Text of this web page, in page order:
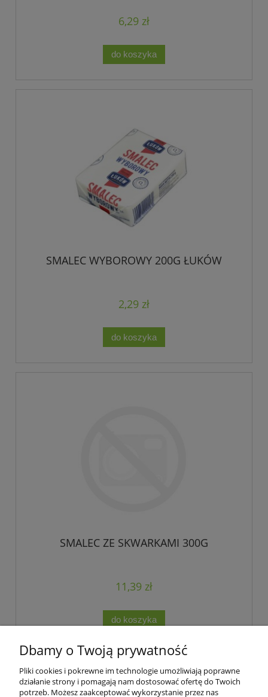
6,29 zł
do koszyka
SMALEC WYBOROWY 200G ŁUKÓW
2,29 zł
do koszyka
SMALEC ZE SKWARKAMI 300G
11,39 zł
do koszyka
Podmiotem świadczącym obsługę płatności online jest Blue Media
S.A.
Dbamy o Twoją prywatność
Pliki cookies i pokrewne im technologie umożliwiają poprawne
działanie strony i pomagają nam dostosować ofertę do Twoich
potrzeb. Możesz zaakceptować wykorzystanie przez nas